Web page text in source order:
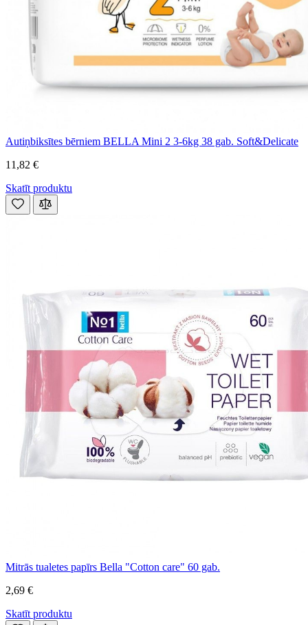
Autiņbiksītes bērniem BELLA Mini 2 3-6kg 38 gab. Soft&Delicate
11,82 €
Skatīt produktu
Mitrās tualetes papīrs Bella "Cotton care" 60 gab.
2,69 €
Skatīt produktu